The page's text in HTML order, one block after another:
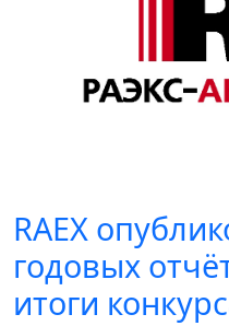
RAEX
годовых
итоги